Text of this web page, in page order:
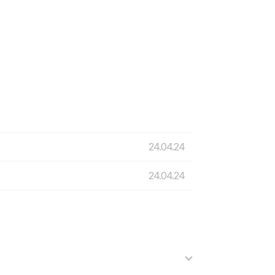
24.04.24
24.04.24